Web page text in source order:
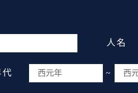
人名
代 ~